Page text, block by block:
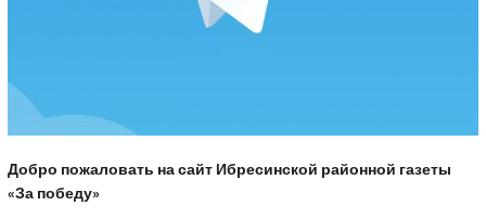
Добро пожаловать на сайт Ибресинской районной газеты
«За победу»